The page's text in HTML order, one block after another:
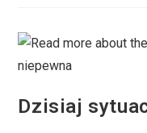
Dzisiaj